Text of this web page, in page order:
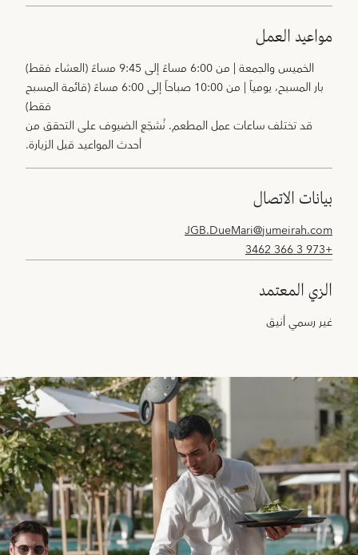
مواعيد العمل
الخميس والجمعة | من 6:00 مساءً إلى 9:45 مساءً (العشاء فقط)
بار المسبح، يومياً | من 10:00 صباحاً إلى 6:00 مساءً (قائمة المسبح
فقط)
قد تختلف ساعات عمل المطعم. نُشجّع الضيوف على التحقق من
أحدث المواعيد قبل الزيارة.
بيانات الاتصال
JGB.DueMari@jumeirah.com
+973 3 366 3462
الزي المعتمد
غير رسمي أنيق